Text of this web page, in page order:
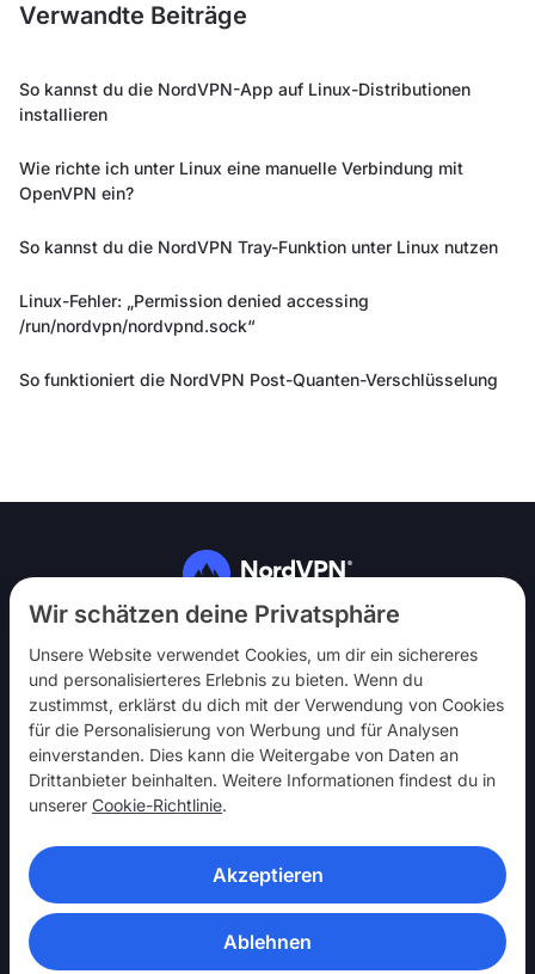
Wir schätzen deine Privatsphäre
Unsere Website verwendet Cookies, um dir ein sichereres
und personalisierteres Erlebnis zu bieten. Wenn du
zustimmst, erklärst du dich mit der Verwendung von Cookies
für die Personalisierung von Werbung und für Analysen
einverstanden. Dies kann die Weitergabe von Daten an
Drittanbieter beinhalten. Weitere Informationen findest du in
unserer Cookie-Richtlinie.
Akzeptieren
Ablehnen
Verwandte Beiträge
So kannst du die NordVPN-App auf Linux-Distributionen
installieren
Wie richte ich unter Linux eine manuelle Verbindung mit
OpenVPN ein?
So kannst du die NordVPN Tray-Funktion unter Linux nutzen
Linux-Fehler: „Permission denied accessing
/run/nordvpn/nordvpnd.sock“
So funktioniert die NordVPN Post-Quanten-Verschlüsselung
Folg uns
NordVPN
Mach mit
Hilfe
Entdecken
VPN-APPS